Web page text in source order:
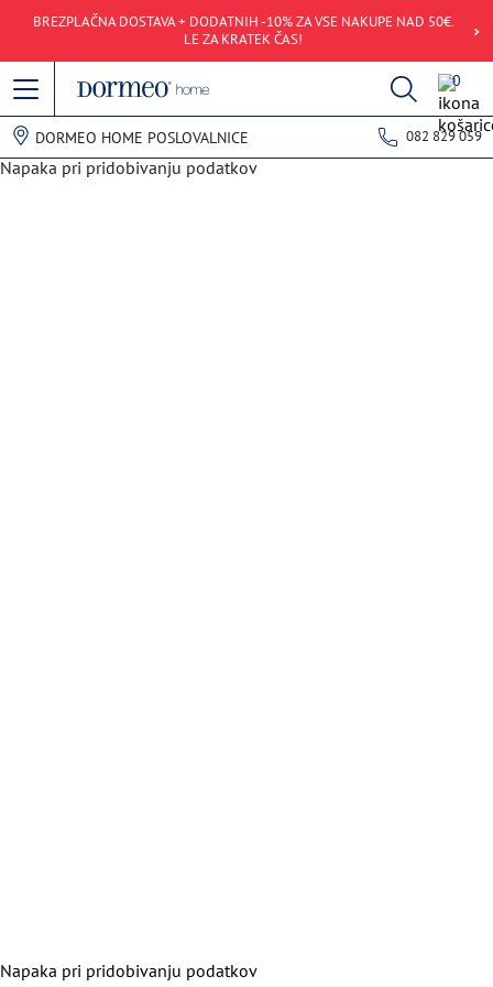
BREZPLAČNA DOSTAVA + DODATNIH -10% ZA VSE NAKUPE NAD 50€.
LE ZA KRATEK ČAS!
0
DORMEO HOME POSLOVALNICE 082 829 059
Napaka pri pridobivanju podatkov
Napaka pri pridobivanju podatkov